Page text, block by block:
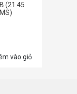
(21.45
vào giỏ